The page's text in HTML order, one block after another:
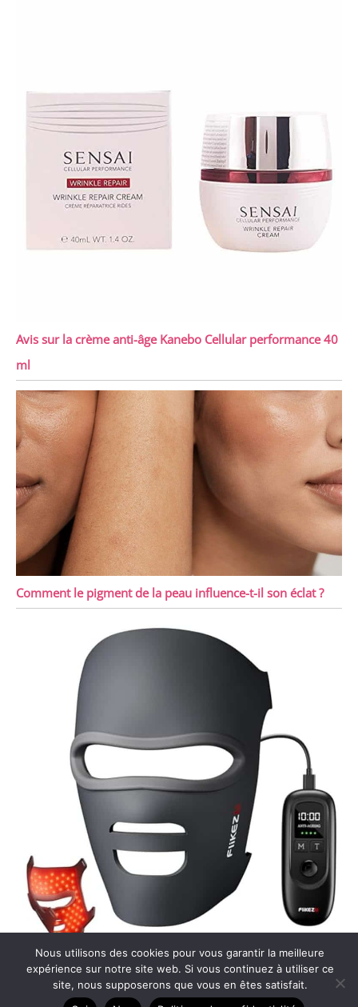
Avis sur la crème anti-âge Kanebo Cellular performance 40
ml
Comment le pigment de la peau influence-t-il son éclat ?
Test du masque LED anti-âge pour le visage
Nous utilisons des cookies pour vous garantir la meilleure
expérience sur notre site web. Si vous continuez à utiliser ce
site, nous supposerons que vous en êtes satisfait.